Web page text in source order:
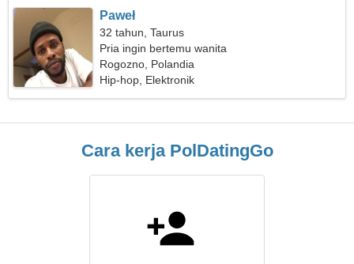
Paweł
32 tahun, Taurus
Pria ingin bertemu wanita
Rogozno, Polandia
Hip-hop, Elektronik
Cara kerja PolDatingGo